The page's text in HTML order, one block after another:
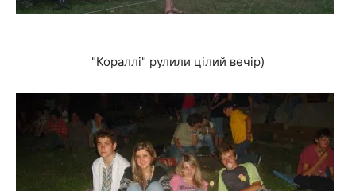
"Кораллі" рулили цілий вечір)